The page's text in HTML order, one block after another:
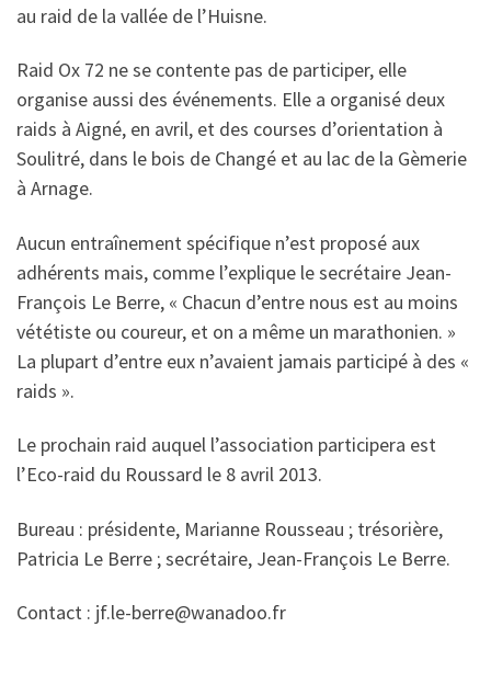
au raid de la vallée de l’Huisne.
Raid Ox 72 ne se contente pas de participer, elle
organise aussi des événements. Elle a organisé deux
raids à Aigné, en avril, et des courses d’orientation à
Soulitré, dans le bois de Changé et au lac de la Gèmerie
à Arnage.
Aucun entraînement spécifique n’est proposé aux
adhérents mais, comme l’explique le secrétaire Jean-
François Le Berre, « Chacun d’entre nous est au moins
vététiste ou coureur, et on a même un marathonien. »
La plupart d’entre eux n’avaient jamais participé à des «
raids ».
Le prochain raid auquel l’association participera est
l’Eco-raid du Roussard le 8 avril 2013.
Bureau : présidente, Marianne Rousseau ; trésorière,
Patricia Le Berre ; secrétaire, Jean-François Le Berre.
Contact : jf.le-berre@wanadoo.fr